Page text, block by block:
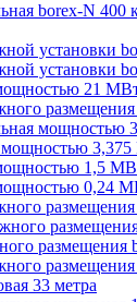
borex-N 400
установки
установки
21
мощностью
1,5
0,24
размещения
33 метра